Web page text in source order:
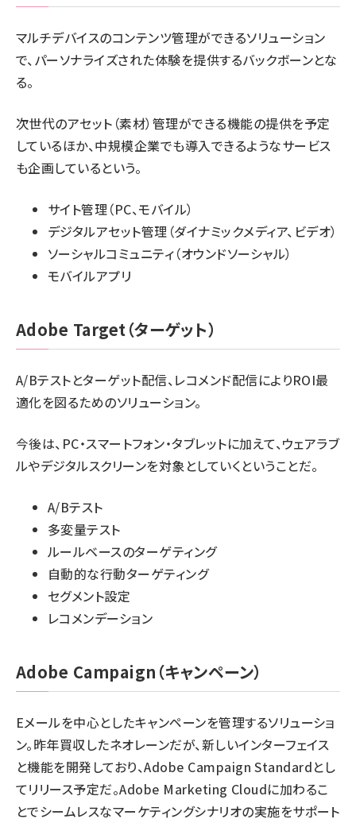
マルチデバイスのコンテンツ管理ができるソリューション
で、パーソナライズされた体験を提供するバックボーンとな
る。
次世代のアセット（素材）管理ができる機能の提供を予定
しているほか、中規模企業でも導入できるようなサービス
も企画しているという。
サイト管理（PC、モバイル）
デジタルアセット管理（ダイナミックメディア、ビデオ）
ソーシャルコミュニティ（オウンドソーシャル）
モバイルアプリ
Adobe Target（ターゲット）
A/Bテストとターゲット配信、レコメンド配信によりROI最
適化を図るためのソリューション。
今後は、PC・スマートフォン・タブレットに加えて、ウェアラブ
ルやデジタルスクリーンを対象としていくということだ。
A/Bテスト
多変量テスト
ルールベースのターゲティング
自動的な行動ターゲティング
セグメント設定
レコメンデーション
Adobe Campaign（キャンペーン）
Eメールを中心としたキャンペーンを管理するソリューショ
ン。昨年買収したネオレーンだが、新しいインターフェイス
と機能を開発しており、Adobe Campaign Standardとし
てリリース予定だ。Adobe Marketing Cloudに加わるこ
とでシームレスなマーケティングシナリオの実施をサポート